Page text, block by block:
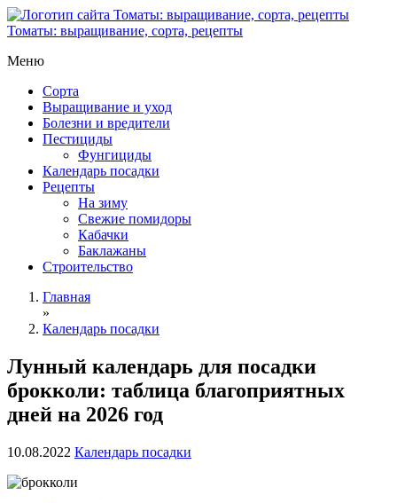
Томаты: выращивание, сорта, рецепты
Меню
Сорта
Выращивание и уход
Болезни и вредители
Пестициды
Фунгициды
Календарь посадки
Рецепты
На зиму
Свежие помидоры
Кабачки
Баклажаны
Строительство
Главная
»
Календарь посадки
Лунный календарь для посадки
брокколи: таблица благоприятных
дней на 2026 год
10.08.2022 Календарь посадки